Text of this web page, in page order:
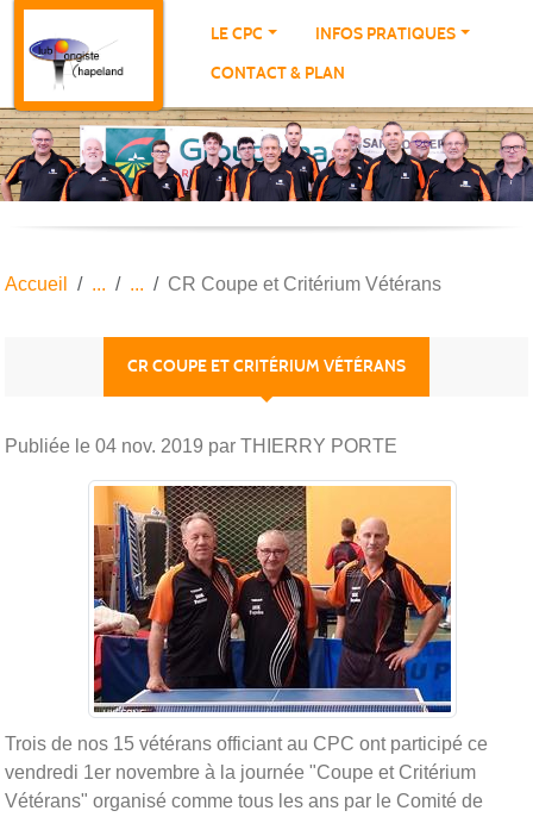
LE CPC
INFOS PRATIQUES
CONTACT & PLAN
Accueil CR Coupe et Critérium Vétérans
CR COUPE ET CRITÉRIUM VÉTÉRANS
Publiée le 04 nov. 2019 par THIERRY PORTE
Trois de nos 15 vétérans officiant au CPC ont participé ce
vendredi 1er novembre à la journée "Coupe et Critérium
Vétérans" organisé comme tous les ans par le Comité de
Panneau de gestion des cookies